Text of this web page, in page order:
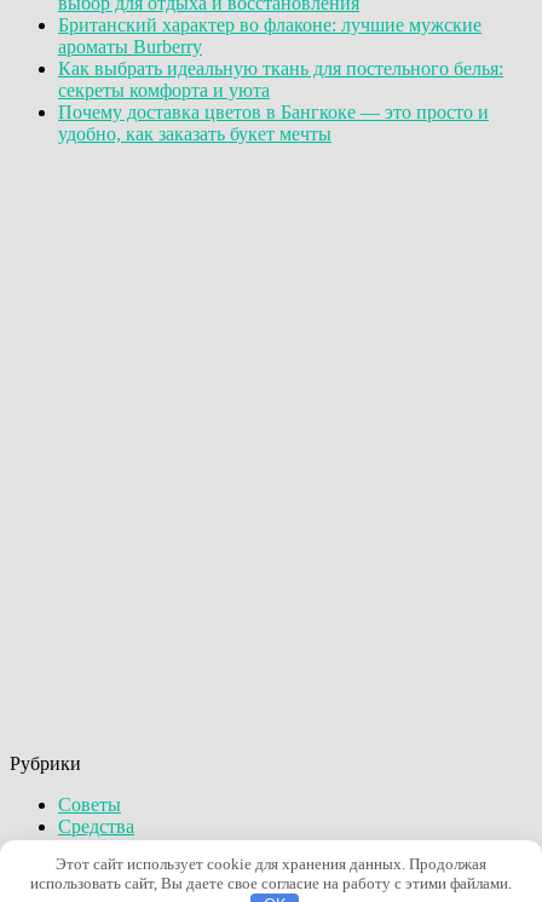
Британский характер во флаконе: лучшие мужские
ароматы Burberry
Как выбрать идеальную ткань для постельного белья:
секреты комфорта и уюта
Почему доставка цветов в Бангкоке — это просто и
удобно, как заказать букет мечты
Рубрики
Советы
Средства
Уход
Этот сайт использует cookie для хранения данных. Продолжая
использовать сайт, Вы даете свое согласие на работу с этими файлами.